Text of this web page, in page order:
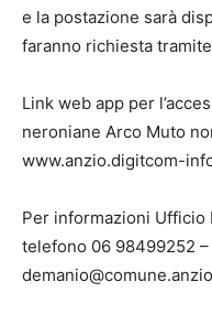
e la postazione sarà
faranno richiesta
Link web app per
neroniane Arco Muto
www.anzio.digitcom-
Per informazioni Ufficio
telefono 06 98499252 –